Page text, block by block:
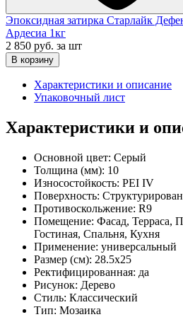
Эпоксидная затирка Старлайк
Ардесиа 1кг
2 850 руб. за шт
В корзину
Характеристики и описание
Упаковочный лист
Характеристики и
Основной цвет: Серый
Толщина (мм): 10
Износостойкость: PEI IV
Поверхность:
Противоскольжение: R9
Помещение: Фасад, Терраса,
Гостиная, Спальня, Кухня
Применение: универсальный
Размер (см): 28.5x25
Ректифицированная: да
Рисунок: Дерево
Стиль: Классический
Тип: Мозаика